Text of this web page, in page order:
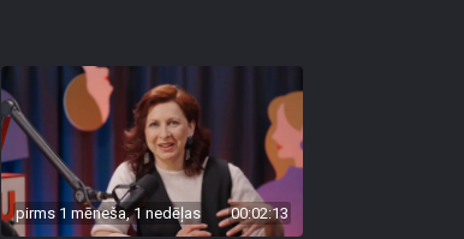
pirms 1 mēneša, 1 nedēļas 00:02:13